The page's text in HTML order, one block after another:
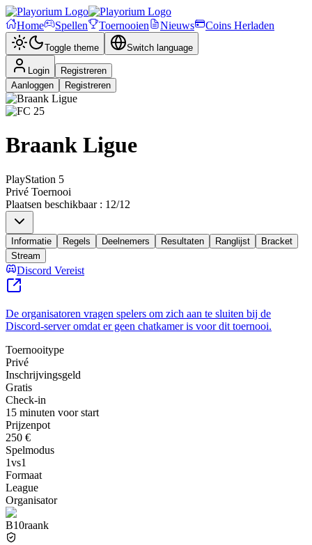
Home Spellen Toernooien Nieuws Coins Herladen
Toggle theme Switch language
Login
Registreren
Aanloggen
Registreren
Braank Ligue
PlayStation 5
Privé Toernooi
Plaatsen beschikbaar: 12/12
Informatie Regels Deelnemers Resultaten Ranglijst
Bracket
Stream
Discord Vereist
De organisatoren vragen spelers om zich aan te sluiten bij de
Discord-server omdat er geen chatkamer is voor dit toernooi.
Toernooitype
Privé
Inschrijvingsgeld
Gratis
Check-in
15 minuten voor start
Prijzenpot
250 €
Spelmodus
1vs1
Formaat
League
Organisator
B10raank